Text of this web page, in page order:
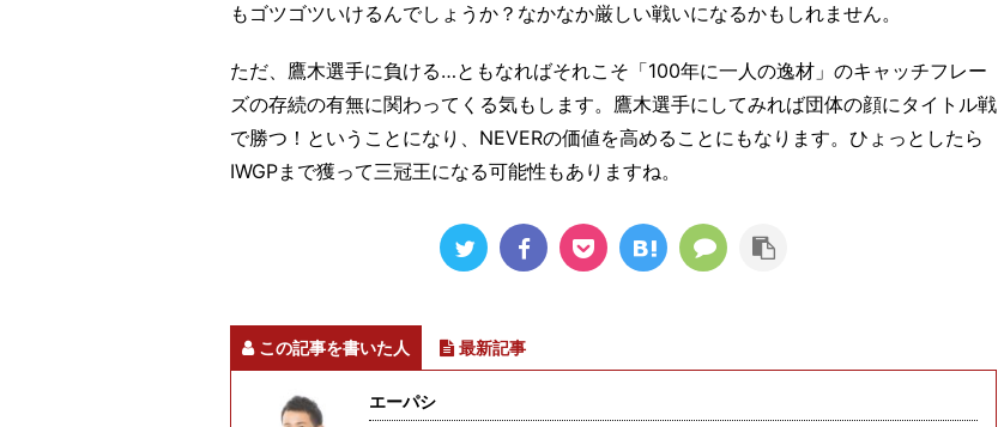
もゴツゴツいけるんでしょうか？なかなか厳しい戦いになるかもしれません。
ただ、鷹木選手に負ける…ともなればそれこそ「100年に一人の逸材」のキャッチフレー
ズの存続の有無に関わってくる気もします。鷹木選手にしてみれば団体の顔にタイトル戦
で勝つ！ということになり、NEVERの価値を高めることにもなります。ひょっとしたら
IWGPまで獲って三冠王になる可能性もありますね。
この記事を書いた人 最新記事
エーパシ